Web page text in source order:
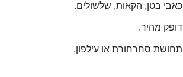
כאבי בטן, הקאות, שלשולים.
דופק מהיר.
תחושת סחרחורת או עילפון.